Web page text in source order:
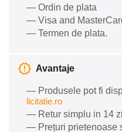
— Ordin de plata
— Visa and
— Termen de plata.
Avantaje
— Produsele pot fi
licitatie.ro
— Retur simplu in 14
— Prețuri prietenoase